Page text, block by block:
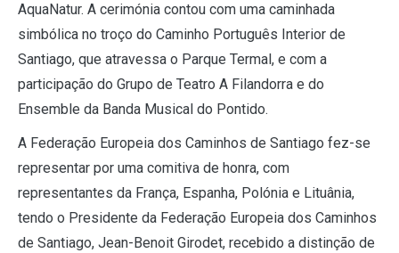
AquaNatur. A cerimónia contou com uma caminhada
simbólica no troço do Caminho Português Interior de
Santiago, que atravessa o Parque Termal, e com a
participação do Grupo de Teatro A Filandorra e do
Ensemble da Banda Musical do Pontido.
A Federação Europeia dos Caminhos de Santiago fez-se
representar por uma comitiva de honra, com
representantes da França, Espanha, Polónia e Lituânia,
tendo o Presidente da Federação Europeia dos Caminhos
de Santiago, Jean-Benoit Girodet, recebido a distinção de